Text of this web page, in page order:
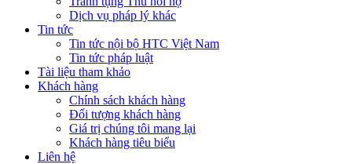
Dịch vụ pháp lý khác
Tin tức
Tin tức nội bộ HTC Việt Nam
Tin tức pháp luật
Tài liệu tham khảo
Khách hàng
Chính sách khách hàng
Đối tượng khách hàng
Giá trị chúng tôi mang lại
Khách hàng tiêu biểu
Liên hệ